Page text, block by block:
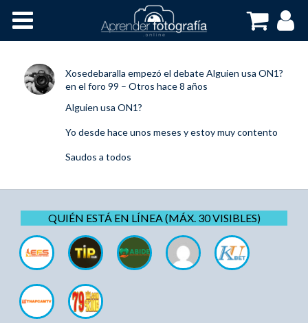
Cursos OnLine
Xosedebaralla empezó el debateAlguien usa ON1?
en el foro 99 – Otros hace 8 años
Alguien usa ON1?
Yo desde hace unos meses y estoy muy contento
Saudos a todos
QUIÉN ESTÁ EN LÍNEA (MÁX. 30 VISIBLES)